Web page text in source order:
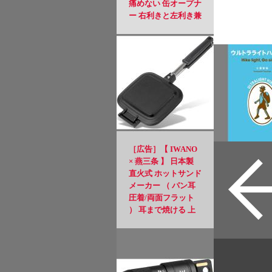
痛めない 缶オープナ
ー 右利きと左利き兼
ル缶 4.8～8.5cmの缶
に適用 ブラック
［広告］【 IWANO
× 燕三条 】 日本製
直火式 ホットサンド
メーカー （ パン耳
圧着/両面フラット
） 耳まで焼ける 上
火 対応 ホットサン